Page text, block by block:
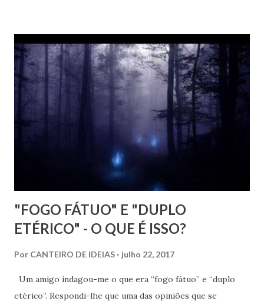
com rapidez e brilhantismo.
"FOGO FÁTUO" E "DUPLO
ETÉRICO" - O QUE É ISSO?
Por CANTEIRO DE IDEIAS julho 22, 2017
Um amigo indagou-me o que era “fogo fátuo” e “duplo
etérico”. Respondi-lhe que uma das opiniões que se